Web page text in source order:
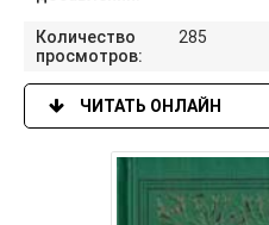
Количество
просмотров:
285
ЧИТАТЬ ОНЛАЙН